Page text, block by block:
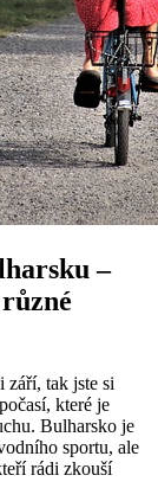
–
září, tak jste si
které je
Bulharsko je
sportu, ale
rádi zkouší